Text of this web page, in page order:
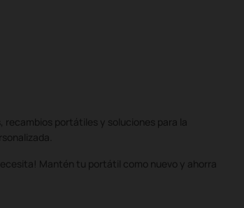
portátiles y soluciones para la
Mantén tu portátil como nuevo y ahorra